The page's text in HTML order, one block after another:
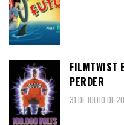
FILMTWIST
PERDER
31 DE JULHO DE